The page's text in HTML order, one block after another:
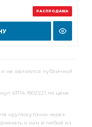
РАСПРОДАЖА
не являются публичной
43114-1802221 по цене
круглосуточно через
к нам в любой из